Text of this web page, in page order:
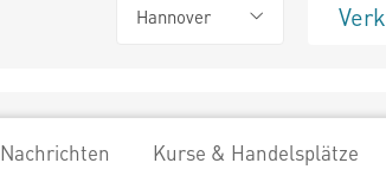
Hannover
Nachrichten Kurse & Handelsplätze